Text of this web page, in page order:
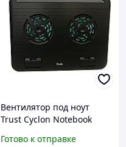
Вентилятор под ноут
Trust Cyclon Notebook
Готово к отправке